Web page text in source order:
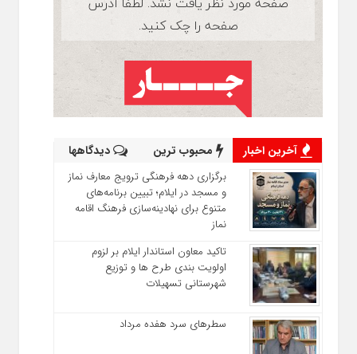
آخرین اخبار محبوب ترین دیدگاهها
برگزاری دهه فرهنگی ترویج معارف نماز
و مسجد در ایلام؛ تبیین برنامه‌های
متنوع برای نهادینه‌سازی فرهنگ اقامه
نماز
تاکید معاون استاندار ایلام بر لزوم
اولویت‌ بندی طرح‌ ها و توزیع
شهرستانی تسهیلات
سطرهای سرد هفده مرداد